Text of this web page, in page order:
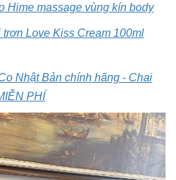
Hime massage vùng kín body
Love Kiss Cream 100ml
Nhật Bản chính hãng - Chai
PHÍ